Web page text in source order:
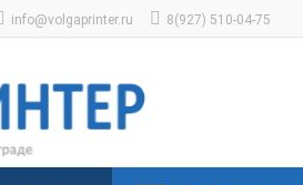
info@volgaprinter.ru 8(927) 510-04-75